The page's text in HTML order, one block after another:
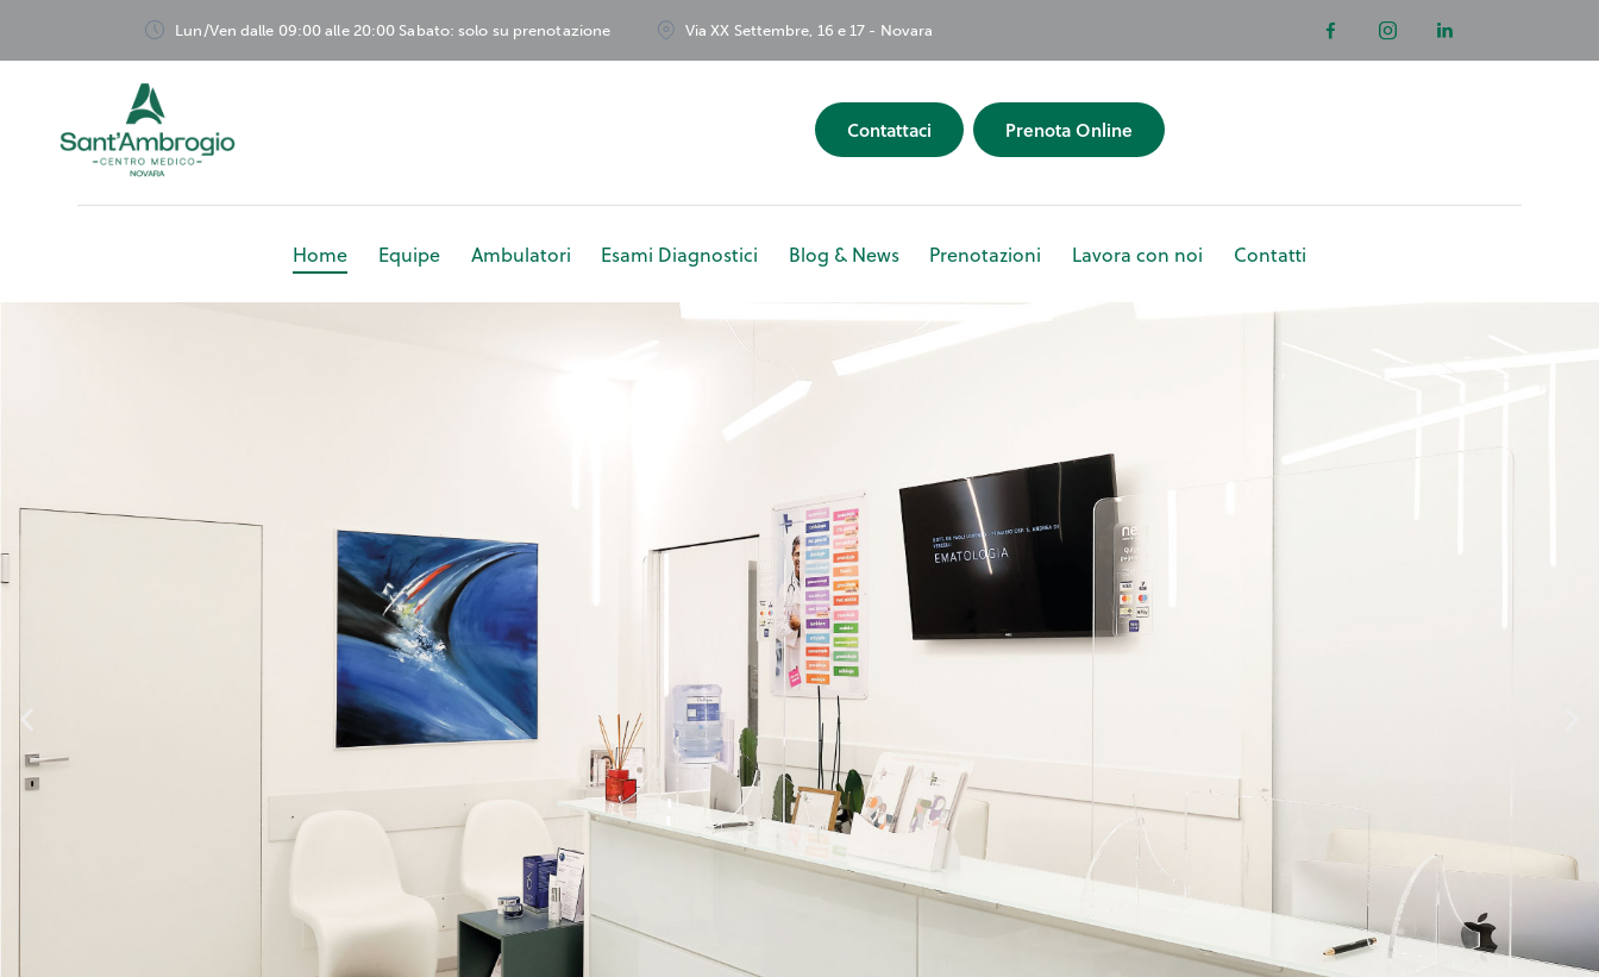
Lun/Ven dalle 09:00 alle 20:00 Sabato: solo su prenotazione Via XX Settembre, 16 e 17 - Novara
Contattaci Prenota Online
Home Equipe Ambulatori Esami Diagnostici Blog & News Prenotazioni Lavora con noi Contatti
Blog & News